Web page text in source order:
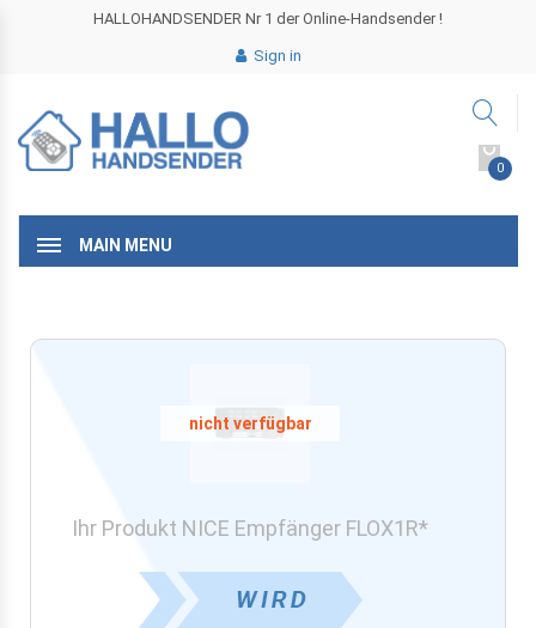
HALLOHANDSENDER Nr 1 der Online-Handsender !
Sign in
0
MAIN MENU
Ihr Produkt NICE Empfänger FLOX1R*